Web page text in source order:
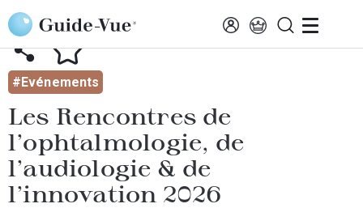
Aller au contenu principal
AFFICHER TOUTES LES ACTUALITÉS
#Evénements
Les Rencontres de
l’ophtalmologie, de
l’audiologie & de
l’innovation 2026